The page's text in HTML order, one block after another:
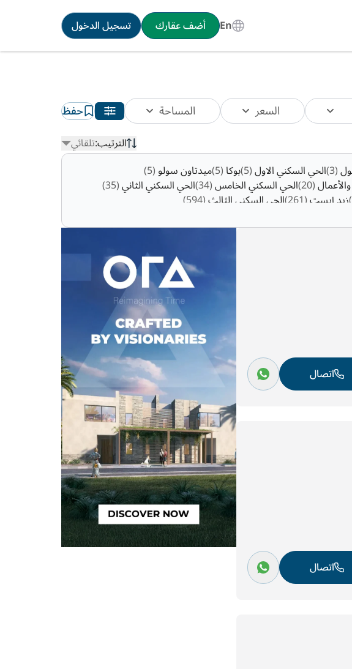
En أضف عقارك تسجيل الدخول
السعر المساحة حفظ
الترتيب:تلقائي
(3) الحي السكني الاول(5) بوكا(5) ميدتاون سولو(5)
(20) الحي السكني الخامس(34) الحي السكني الثاني(35)
زيد إيست(261) الحي السكني الثالث(594)
اتصال
اتصال